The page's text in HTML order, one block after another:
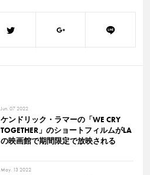
Jun. 07 2022
ケンドリック・ラマーの「WE CRY
TOGETHER」のショートフィルムがLA
の映画館で期間限定で放映される
May. 13 2022